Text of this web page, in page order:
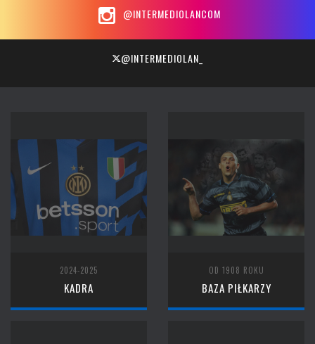
@INTERMEDIOLANCOM
@INTERMEDIOLAN_
2024-2025
KADRA
OD 1908 ROKU
BAZA PIŁKARZY